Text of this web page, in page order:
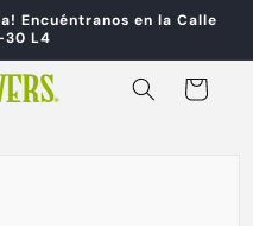
Encuéntranos en la Calle
30 L4
Carrito